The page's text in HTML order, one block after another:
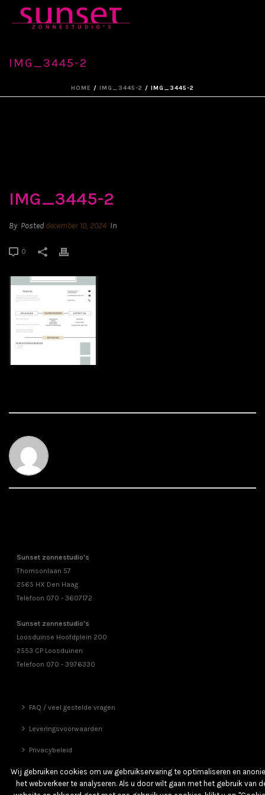
IMG_3445-2
HOME / IMG_3445-2 / IMG_3445-2
IMG_3445-2
By Posted december 10, 2024 In
0
Sunset zonnestudio's
Thomsonlaan 57
2565 HX Den Haag
Telefoon 070 - 3607172
Sunset zonnestudio's
Loosduinse Hoofdplein 200
2553 CP Loosduinen
Telefoon 070 - 3976330
FAQ / veel gestelde vragen
Leveringsvoorwaarden
Privacybeleid
Vrienden
Wij gebruiken cookies om uw gebruikservaring te optimaliseren en
het webverkeer te analyseren. Als u door wilt gaan met het gebruik van